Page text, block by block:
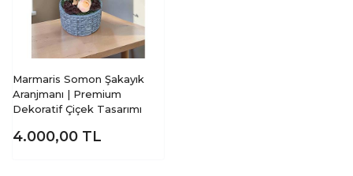
Marmaris Somon Şakayık
Aranjmanı | Premium
Dekoratif Çiçek Tasarımı
4.000,00 TL